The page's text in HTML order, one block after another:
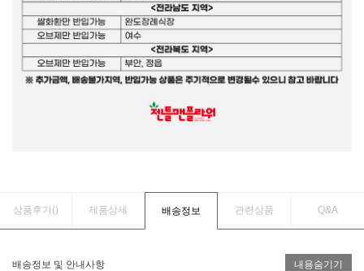
상품후기() 제품상세 배송정보 관련상품 Q&A
배송정보 및 안내사항 내용숨기기